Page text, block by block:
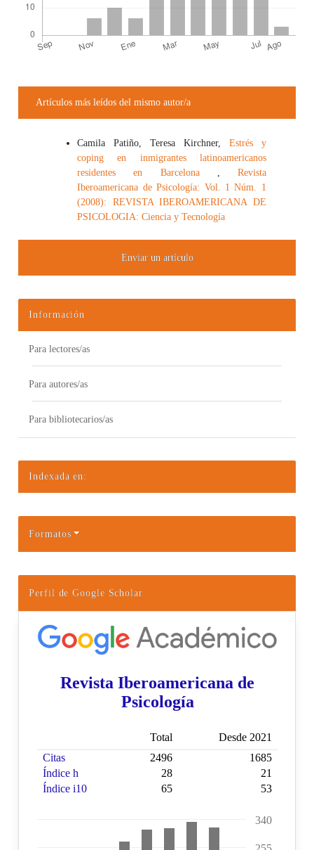
Detalles del artículo
Artículos más leídos del mismo autor/a
Camila Patiño, Teresa Kirchner, Estrés y
coping en inmigrantes latinoamericanos
residentes en Barcelona
Revista
Iberoamericana de Psicología: Vol. 1 Núm. 1
(2008): REVISTA IBEROAMERICANA DE
PSICOLOGIA: Ciencia y Tecnología
Enviar un artículo
Información
Para lectores/as
Para autores/as
Para bibliotecarios/as
Indexada en:
Formatos
Perfil de Google Scholar